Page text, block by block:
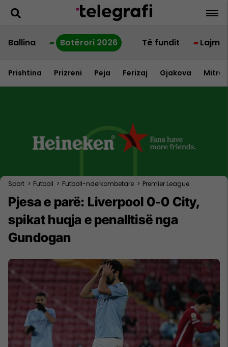
Ballina Botërori 2026 Të fundit Lajme
Prishtina Prizreni Peja Ferizaj Gjakova
Sport > Futboll > Futboll-nderkombetare > Premier League
Pjesa e parë: Liverpool 0-0 City,
spikat huqja e penalltisë nga
Gundogan